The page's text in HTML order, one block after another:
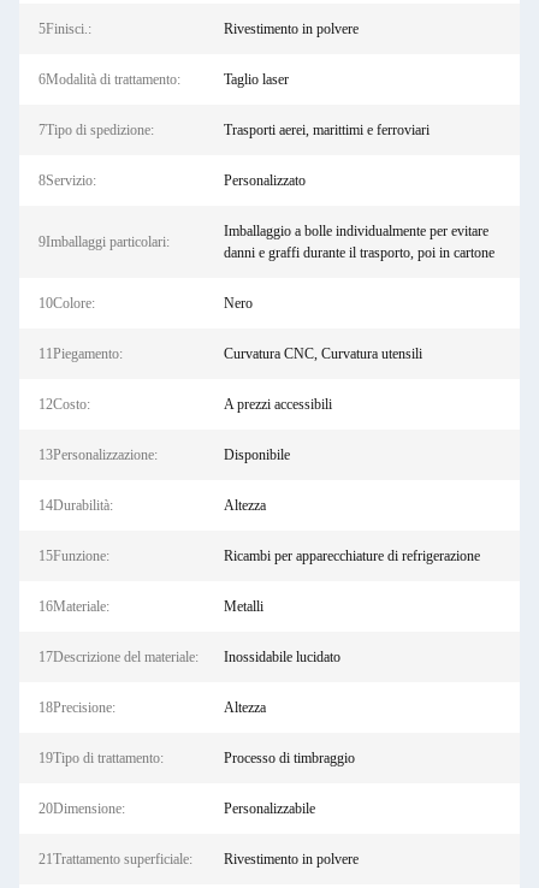
5Finisci.: Rivestimento in polvere
6Modalità di trattamento: Taglio laser
7Tipo di spedizione: Trasporti aerei, marittimi e ferroviari
8Servizio: Personalizzato
9Imballaggi particolari:
Imballaggio a bolle individualmente per evitare
danni e graffi durante il trasporto, poi in cartone
10Colore: Nero
11Piegamento: Curvatura CNC, Curvatura utensili
12Costo: A prezzi accessibili
13Personalizzazione: Disponibile
14Durabilità: Altezza
15Funzione: Ricambi per apparecchiature di refrigerazione
16Materiale: Metalli
17Descrizione del materiale: Inossidabile lucidato
18Precisione: Altezza
19Tipo di trattamento: Processo di timbraggio
20Dimensione: Personalizzabile
21Trattamento superficiale: Rivestimento in polvere